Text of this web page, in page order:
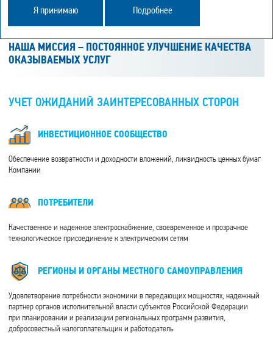
НАША МИССИЯ – ПОСТОЯННОЕ УЛУЧШЕНИЕ КАЧЕСТВА
ОКАЗЫВАЕМЫХ УСЛУГ
УЧЕТ ОЖИДАНИЙ ЗАИНТЕРЕСОВАННЫХ СТОРОН
ИНВЕСТИЦИОННОЕ СООБЩЕСТВО
Обеспечение возвратности и доходности вложений, ликвидность ценных бумаг
Компании
ПОТРЕБИТЕЛИ
Качественное и надежное электроснабжение, своевременное и прозрачное
технологическое присоединение к электрическим сетям
РЕГИОНЫ И ОРГАНЫ МЕСТНОГО САМОУПРАВЛЕНИЯ
Удовлетворение потребности экономики в передающих мощностях, надежный
партнер органов исполнительной власти субъектов Российской Федерации
при планировании и реализации региональных программ развития,
добросовестный налогоплательщик и работодатель
Я принимаю Подробнее